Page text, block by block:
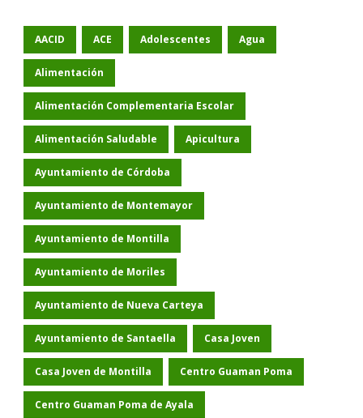
AACID ACE Adolescentes Agua
Alimentación
Alimentación Complementaria Escolar
Alimentación Saludable Apicultura
Ayuntamiento de Córdoba
Ayuntamiento de Montemayor
Ayuntamiento de Montilla
Ayuntamiento de Moriles
Ayuntamiento de Nueva Carteya
Ayuntamiento de Santaella Casa Joven
Casa Joven de Montilla Centro Guaman Poma
Centro Guaman Poma de Ayala